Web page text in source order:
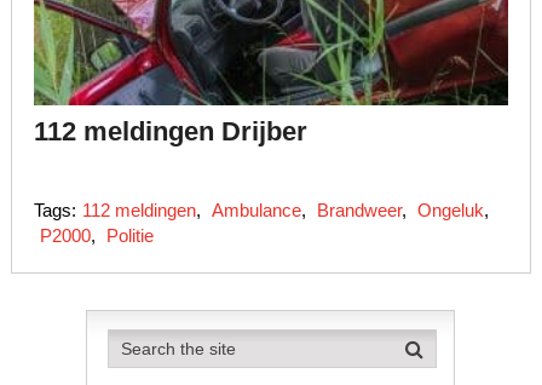
112 meldingen Drijber
Tags: 112 meldingen, Ambulance, Brandweer, Ongeluk,
P2000, Politie